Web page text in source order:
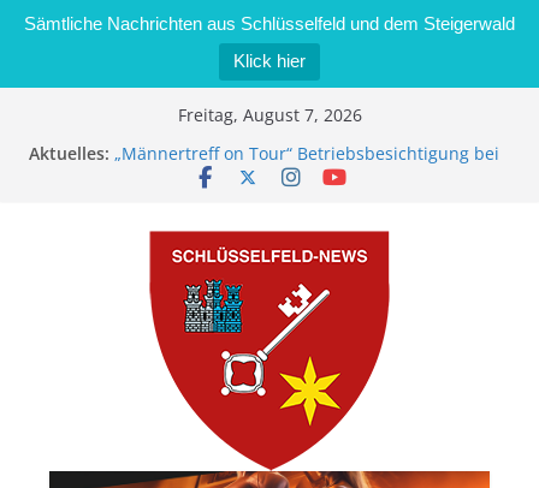
Sämtliche Nachrichten aus Schlüsselfeld und dem Steigerwald
Klick hier
Freitag, August 7, 2026
Aktuelles: „Männertreff on Tour“ Betriebsbesichtigung bei
der Schreinerei Zimmermann GmbH
Brand in Sägewerk in Bernroth schnell unter
Kontrolle
Stadt Schlüsselfeld bietet Online-Anmeldung für
Kindergartenplätze an
Dieseldiebstahl im Wert von 600 Euro